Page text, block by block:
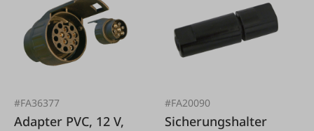
#FA36377
Adapter PVC, 12 V,
#FA20090
Sicherungshalter